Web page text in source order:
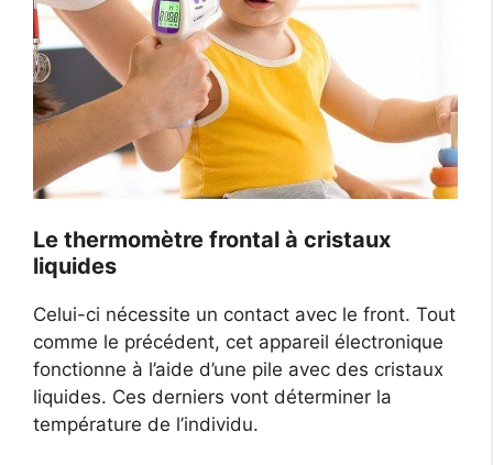
Le thermomètre frontal à cristaux
liquides
Celui-ci nécessite un contact avec le front. Tout
comme le précédent, cet appareil électronique
fonctionne à l’aide d’une pile avec des cristaux
liquides. Ces derniers vont déterminer la
température de l’individu.